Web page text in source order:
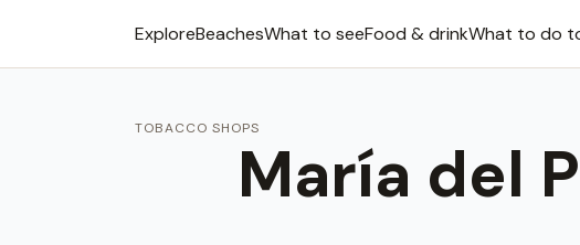
ExploreBeachesWhat to seeFood & drinkWhat to do
TOBACCO SHOPS
María del